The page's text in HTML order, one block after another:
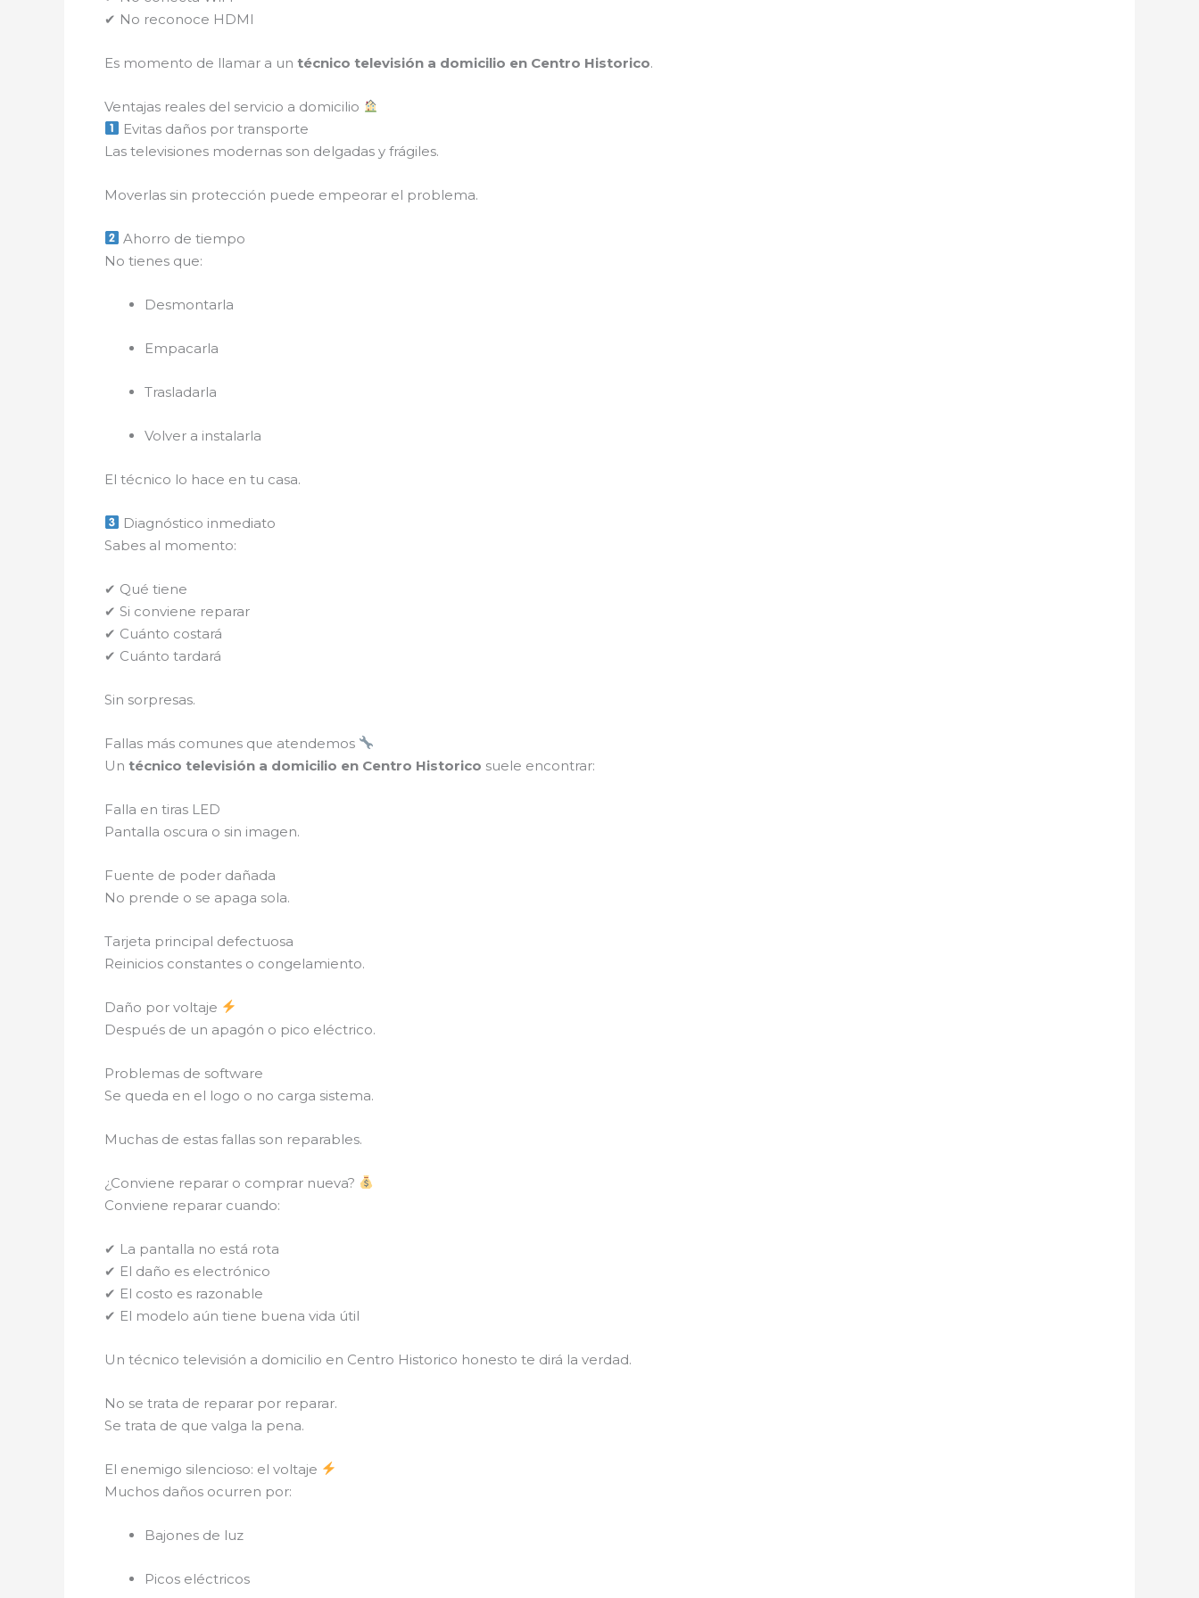
✔ No reconoce HDMI
Es momento de llamar a un técnico televisión a domicilio en Centro Historico.
Ventajas reales del servicio a domicilio
Evitas daños por transporte
Las televisiones modernas son delgadas y frágiles.
Moverlas sin protección puede empeorar el problema.
Ahorro de tiempo
No tienes que:
Desmontarla
Empacarla
Trasladarla
Volver a instalarla
El técnico lo hace en tu casa.
Diagnóstico inmediato
Sabes al momento:
✔ Qué tiene
✔ Si conviene reparar
✔ Cuánto costará
✔ Cuánto tardará
Sin sorpresas.
Fallas más comunes que atendemos
Un técnico televisión a domicilio en Centro Historico suele encontrar:
Falla en tiras LED
Pantalla oscura o sin imagen.
Fuente de poder dañada
No prende o se apaga sola.
Tarjeta principal defectuosa
Reinicios constantes o congelamiento.
Daño por voltaje
Después de un apagón o pico eléctrico.
Problemas de software
Se queda en el logo o no carga sistema.
Muchas de estas fallas son reparables.
¿Conviene reparar o comprar nueva?
Conviene reparar cuando:
✔ La pantalla no está rota
✔ El daño es electrónico
✔ El costo es razonable
✔ El modelo aún tiene buena vida útil
Un técnico televisión a domicilio en Centro Historico honesto te dirá la verdad.
No se trata de reparar por reparar.
Se trata de que valga la pena.
El enemigo silencioso: el voltaje
Muchos daños ocurren por:
Bajones de luz
Picos eléctricos